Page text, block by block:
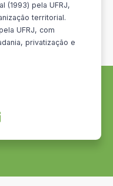
(1993) pela UFRJ,
territorial.
UFRJ, com
privatização e